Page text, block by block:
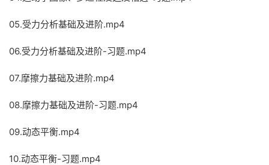
05.受力分析基础及进阶.mp4
06.受力分析基础及进阶-习题.mp4
07.摩擦力基础及进阶.mp4
08.摩擦力基础及进阶-习题.mp4
09.动态平衡.mp4
10.动态平衡-习题.mp4